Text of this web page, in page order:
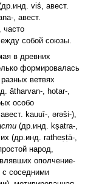
viś, авест.
, авест.
часто
собой союзы.
в древних
формировалась
ветвях
ātharvan-, hotar-,
особо
kauuī-, ərəši-),
(др.инд. kṣatra-,
(др.инд. ratheṣṭā-,
народ,
ополчение-
с соседними